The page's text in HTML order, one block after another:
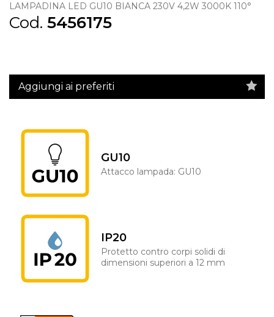
LAMPADINA LED GU10 BIANCA 230V 4,2W 3000K 110°
Cod. 5456175
Aggiungi ai preferiti
GU10
Attacco lampada: GU10
IP20
Protetto contro corpi solidi di
dimensioni superiori a 12 mm